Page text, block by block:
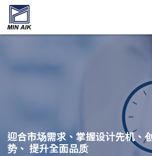
致力成为Turnkey伙伴，设计及
方案
迎合市场需求、掌握设计先机、
势、 提升全面品质
聚焦三大价值主张：可靠、智慧